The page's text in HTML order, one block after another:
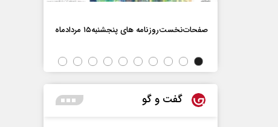
صفحات‌نخست‌روزنامه ها‌ی پنجشنبه‌۱۵ مردادماه
گفت و گو